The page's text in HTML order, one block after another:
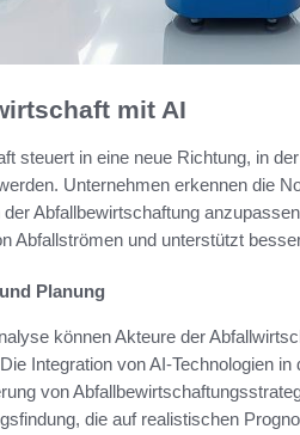
mit AI
steuert in eine neue Richtung, in
Unternehmen erkennen die
Abfallbewirtschaftung
Abfallströmen und unterstützt
Planung
können Akteure der
Integration von AI-Technologien
von
die auf realistischen